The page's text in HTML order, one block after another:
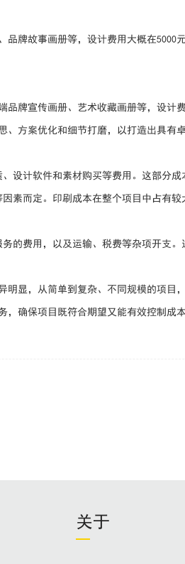
牌故事画册等，设计费用大概在5000
牌宣传画册、艺术收藏画册等，设计
方案优化和细节打磨，以打造出具有
设计软件和素材购买等费用。这部分成
素而定。印刷成本在整个项目中占有
的费用，以及运输、税费等杂项开支
显，从简单到复杂、不同规模的项目
确保项目既符合期望又能有效控制成本
关于